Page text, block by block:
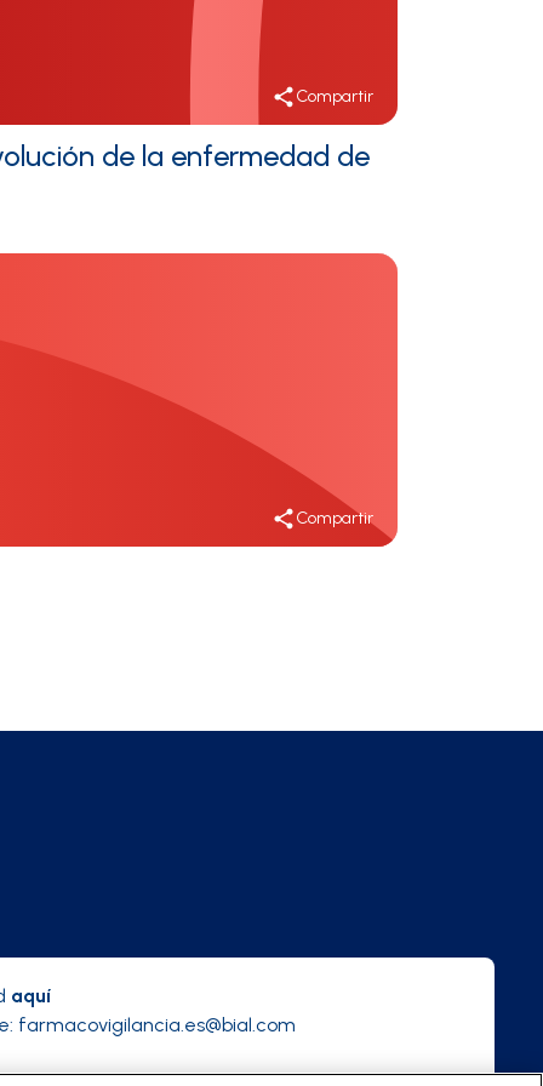
Compartir
de la enfermedad de
Compartir
aquí
farmacovigilancia.es@bial.com